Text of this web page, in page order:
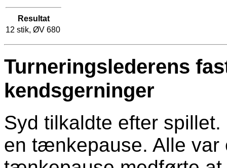
Resultat
12 stik, ØV 680
Turneringslederens
kendsgerninger
Syd tilkaldte efter
en tænkepause. Alle var